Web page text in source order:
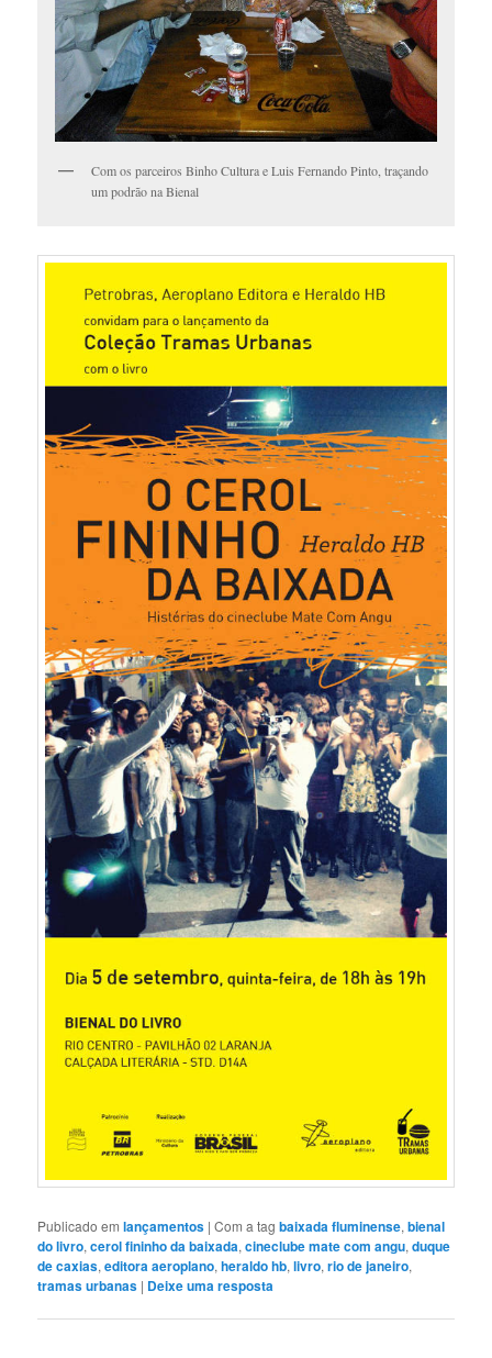
Com os parceiros Binho Cultura e Luis Fernando Pinto, traçando
um podrão na Bienal
Publicado em lançamentos |Com a tagbaixada fluminense,bienal
do livro,cerol fininho da baixada,cineclube mate com angu,duque
de caxias,editora aeroplano,heraldo hb,livro,rio de janeiro,
tramas urbanas | Deixe uma resposta